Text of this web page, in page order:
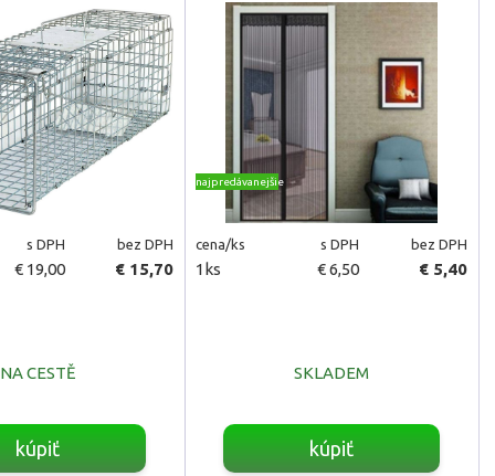
s DPH bez DPH
€ 19,00 € 15,70
NA CESTĚ
kúpiť
najpredávanejšie
cena/ks s DPH bez DPH
1ks € 6,50 € 5,40
SKLADEM
kúpiť